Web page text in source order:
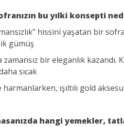
bu yılki konsepti
hissini yaşatan bir
gümüş
zamansız bir eleganlık
sıcak
ışıltılı gold
hangi yemekler,